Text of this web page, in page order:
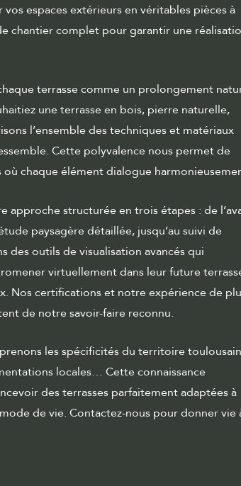
espaces extérieurs en véritables pièces à
chantier complet pour garantir une
terrasse comme un prolongement
une terrasse en bois, pierre naturelle,
l’ensemble des techniques et matériaux
Cette polyvalence nous permet de
chaque élément dialogue
approche structurée en trois étapes : de
paysagère détaillée, jusqu’au suivi de
des outils de visualisation avancés qui
virtuellement dans leur future
Nos certifications et notre expérience de
de notre savoir-faire reconnu.
les spécificités du territoire
locales… Cette connaissance
des terrasses parfaitement adaptées à
de vie. Contactez-nous pour donner vie